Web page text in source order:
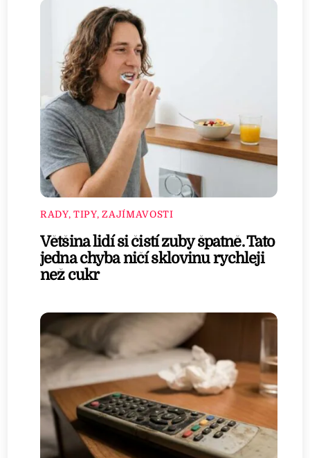
RADY, TIPY, ZAJÍMAVOSTI
Většina lidí si čistí zuby špatně. Tato
jedna chyba ničí sklovinu rychleji
než cukr